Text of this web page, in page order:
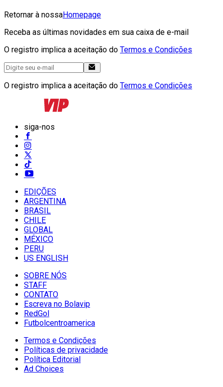
Retornar à nossaHomepage
Receba as últimas novidades em sua caixa de e-mail
O registro implica a aceitação do Termos e Condições
O registro implica a aceitação do Termos e Condições
siga-nos
EDIÇÕES
ARGENTINA
BRASIL
CHILE
GLOBAL
MÉXICO
PERU
US ENGLISH
SOBRE NÓS
STAFF
CONTATO
Escreva no Bolavip
RedGol
Futbolcentroamerica
Termos e Condições
Políticas de privacidade
Política Editorial
Ad Choices